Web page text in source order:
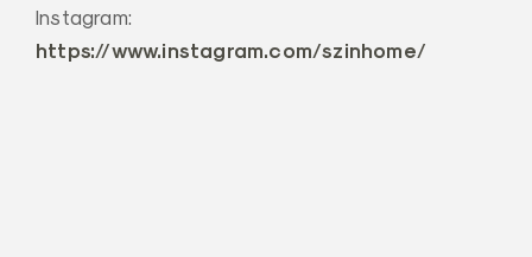
Instagram:
https://www.instagram.com/szinhome/